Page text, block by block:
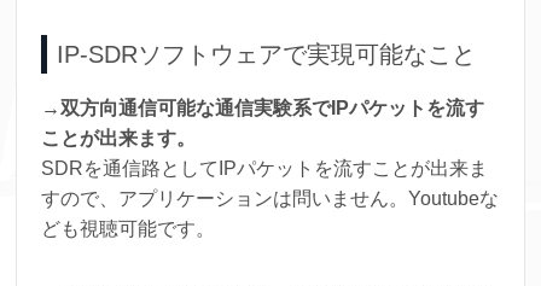
IP-SDRソフトウェアで実現可能なこと
→双方向通信可能な通信実験系でIPパケットを流す
ことが出来ます。
SDRを通信路としてIPパケットを流すことが出来ま
すので、アプリケーションは問いません。Youtubeな
ども視聴可能です。